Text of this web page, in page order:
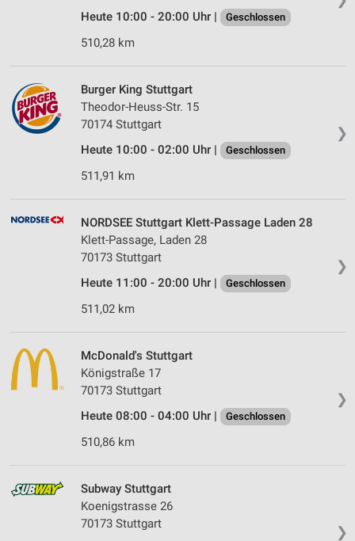
Heute 10:00 - 20:00 Uhr | Geschlossen
510,28 km
❯
Burger King Stuttgart
Theodor-Heuss-Str. 15
70174 Stuttgart
Heute 10:00 - 02:00 Uhr |
Geschlossen
511,91 km
❯
NORDSEE Stuttgart Klett-Passage Laden 28
Klett-Passage, Laden 28
70173 Stuttgart
Heute 11:00 - 20:00 Uhr |
Geschlossen
511,02 km
❯
McDonald's Stuttgart
Königstraße 17
70173 Stuttgart
Heute 08:00 - 04:00 Uhr |
Geschlossen
510,86 km
❯
Subway Stuttgart
Koenigstrasse 26
70173 Stuttgart